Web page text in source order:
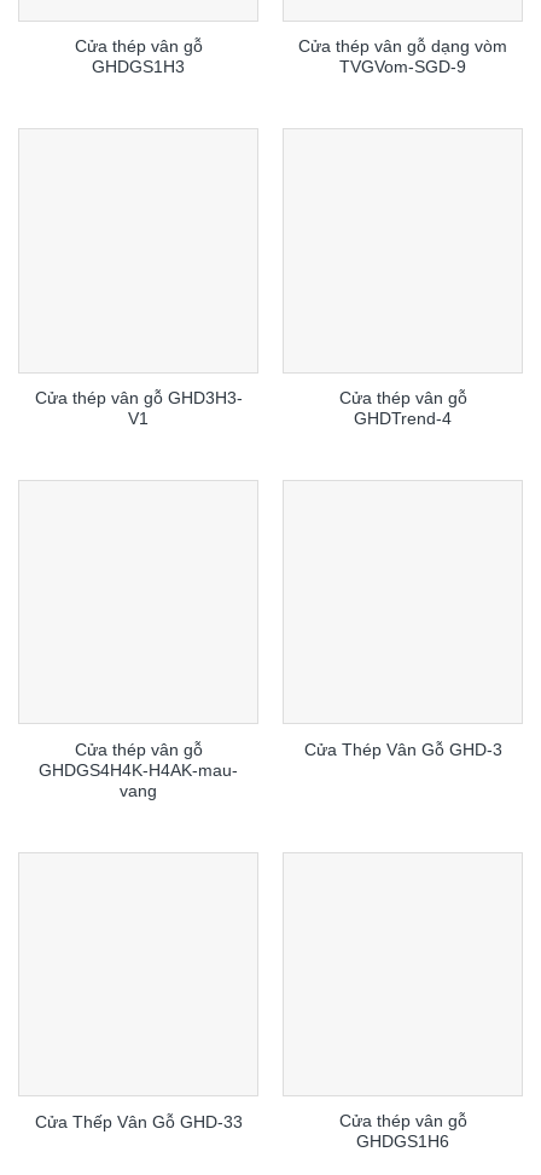
Cửa thép vân gỗ
GHDGS1H3
Cửa thép vân gỗ dạng vòm
TVGVom-SGD-9
Cửa thép vân gỗ GHD3H3-
V1
Cửa thép vân gỗ
GHDTrend-4
Cửa thép vân gỗ
GHDGS4H4K-H4AK-mau-
vang
Cửa Thép Vân Gỗ GHD-3
Cửa Thếp Vân Gỗ GHD-33
Cửa thép vân gỗ
GHDGS1H6